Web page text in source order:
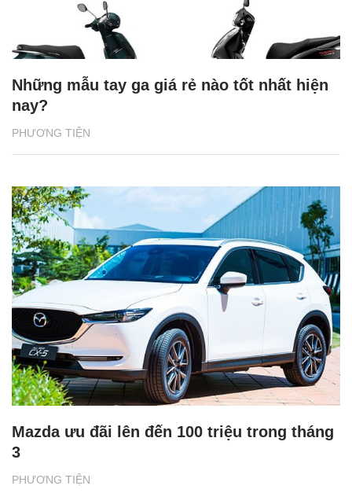
PHƯƠNG TIỆN
Những mẫu tay ga giá rẻ nào tốt nhất hiện
nay?
PHƯƠNG TIỆN
Mazda ưu đãi lên đến 100 triệu trong tháng
3